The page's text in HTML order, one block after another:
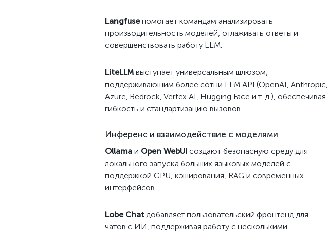
Langfuseпомогает командам анализировать
производительность моделей, отлаживать ответы и
совершенствовать работу LLM.
LiteLLM выступает универсальным шлюзом,
поддерживающим более сотни LLM API (OpenAI, Anthropic,
Azure, Bedrock, Vertex AI, Hugging Face и т. д.), обеспечивая
гибкость и стандартизацию вызовов.
Инференс и взаимодействие с моделями
Ollama и Open WebUI создают безопасную среду для
локального запуска больших языковых моделей с
поддержкой GPU, кэширования, RAG и современных
интерфейсов.
Lobe Chat добавляет пользовательский фронтенд для
чатов с ИИ, поддерживая работу с несколькими